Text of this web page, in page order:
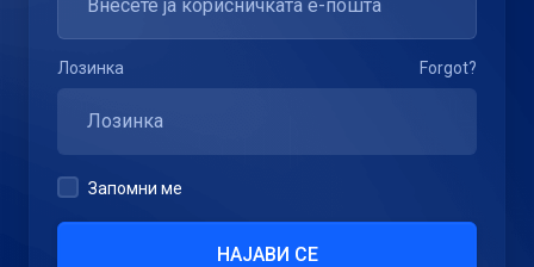
Лозинка Forgot?
Запомни ме
НАЈАВИ СЕ